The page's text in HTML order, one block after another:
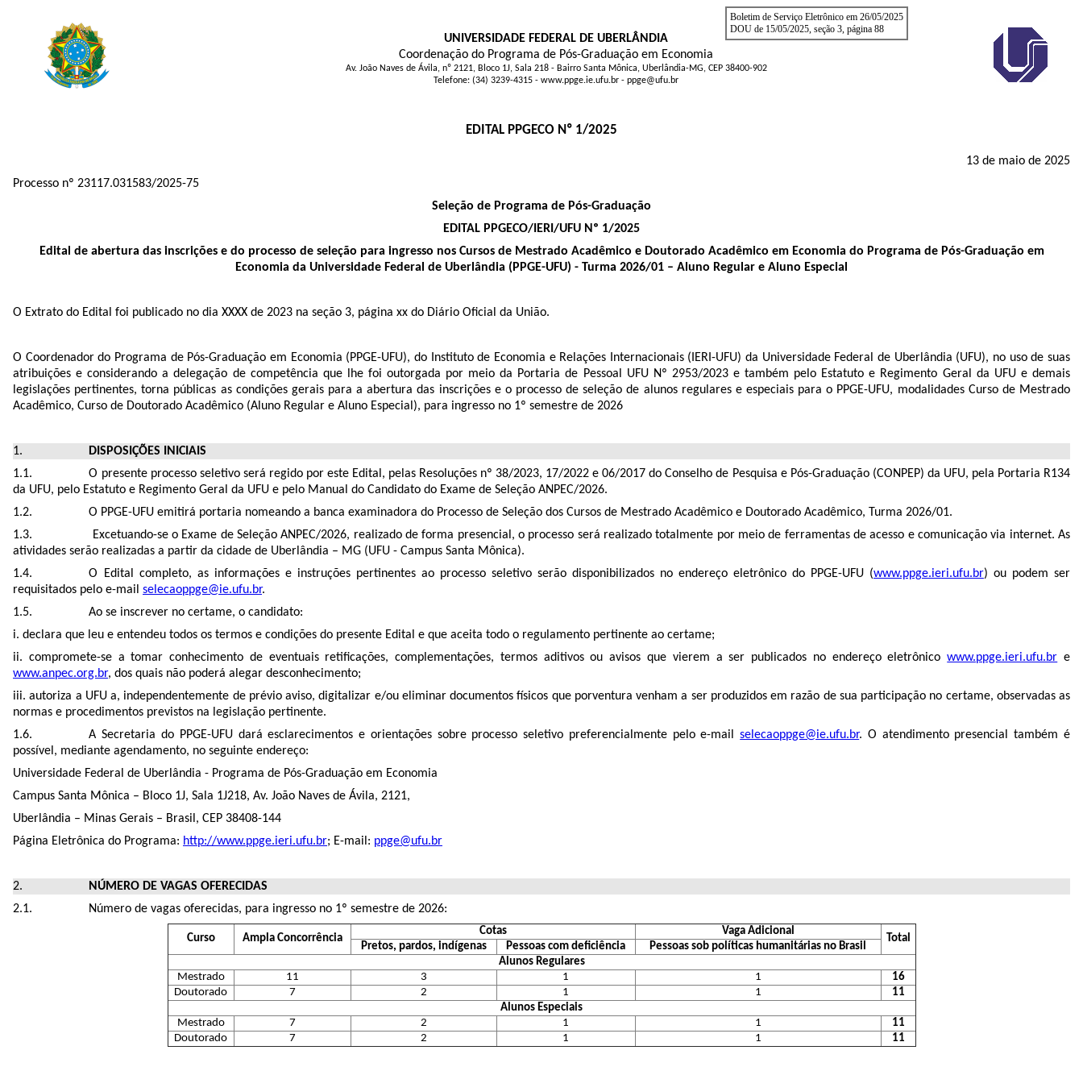
Boletim de Serviço Eletrônico em 26/05/2025
DOU de 15/05/2025, seção 3, página 88
UNIVERSIDADE FEDERAL DE UBERLÂNDIA
Coordenação do Programa de Pós-Graduação em Economia
Av. João Naves de Ávila, nº 2121, Bloco 1J, Sala 218 - Bairro Santa Mônica, Uberlândia-MG, CEP 38400-902
Telefone: (34) 3239-4315 - www.ppge.ie.ufu.br - ppge@ufu.br
EDITAL PPGECO Nº 1/2025
13 de maio de 2025
Processo nº 23117.031583/2025-75
Seleção de Programa de Pós-Graduação
EDITAL PPGECO/IERI/UFU​ Nº 1/2025
Edital de abertura das inscrições e do processo de seleção para ingresso nos Cursos de Mestrado Acadêmico e Doutorado Acadêmico em Economia do Programa de Pós-Graduação em
Economia da Universidade Federal de Uberlândia (PPGE-UFU) - Turma 2026/01 – Aluno Regular e Aluno Especial
O Extrato do Edital foi publicado no dia XXXX de 2023 na seção 3, página xx do Diário Oficial da União.
O Coordenador do Programa de Pós-Graduação em Economia (PPGE-UFU), do Instituto de Economia e Relações Internacionais (IERI-UFU) da Universidade Federal de Uberlândia (UFU), no uso de suas
atribuições e considerando a delegação de competência que lhe foi outorgada por meio da Portaria de Pessoal UFU Nº 2953/2023 e também pelo Estatuto e Regimento Geral da UFU e demais
legislações pertinentes, torna públicas as condições gerais para a abertura das inscrições e o processo de seleção de alunos regulares e especiais para o PPGE-UFU, modalidades Curso de Mestrado
Acadêmico, Curso de Doutorado Acadêmico (Aluno Regular e Aluno Especial), para ingresso no 1º semestre de 2026
DISPOSIÇÕES INICIAIS
O presente processo seletivo será regido por este Edital, pelas Resoluções nº 38/2023, 17/2022 e 06/2017 do Conselho de Pesquisa e Pós-Graduação (CONPEP) da UFU, pela Portaria R134
da UFU, pelo Estatuto e Regimento Geral da UFU e pelo Manual do Candidato do Exame de Seleção ANPEC/2026.
O PPGE-UFU emitirá portaria nomeando a banca examinadora do Processo de Seleção dos Cursos de Mestrado Acadêmico e Doutorado Acadêmico, Turma 2026/01.
Excetuando-se o Exame de Seleção ANPEC/2026, realizado de forma presencial, o processo será realizado totalmente por meio de ferramentas de acesso e comunicação via internet. As
atividades serão realizadas a partir da cidade de Uberlândia – MG (UFU - Campus Santa Mônica).
O Edital completo, as informações e instruções pertinentes ao processo seletivo serão disponibilizados no endereço eletrônico do PPGE-UFU (www.ppge.ieri.ufu.br) ou podem ser
requisitados pelo e-mail selecaoppge@ie.ufu.br.
Ao se inscrever no certame, o candidato:
i. declara que leu e entendeu todos os termos e condições do presente Edital e que aceita todo o regulamento pertinente ao certame;
ii. compromete-se a tomar conhecimento de eventuais retificações, complementações, termos aditivos ou avisos que vierem a ser publicados no endereço eletrônicowww.ppge.ieri.ufu.br e
www.anpec.org.br, dos quais não poderá alegar desconhecimento;
iii. autoriza a UFU a, independentemente de prévio aviso, digitalizar e/ou eliminar documentos físicos que porventura venham a ser produzidos em razão de sua participação no certame, observadas as
normas e procedimentos previstos na legislação pertinente.
A Secretaria do PPGE-UFU dará esclarecimentos e orientações sobre processo seletivo preferencialmente pelo e-mailselecaoppge@ie.ufu.br. O atendimento presencial também é
possível, mediante agendamento, no seguinte endereço:
Universidade Federal de Uberlândia - Programa de Pós-Graduação em Economia
Campus Santa Mônica – Bloco 1J, Sala 1J218, Av. João Naves de Ávila, 2121,
Uberlândia – Minas Gerais – Brasil, CEP 38408-144
Página Eletrônica do Programa: http://www.ppge.ieri.ufu.br; E-mail: ppge@ufu.br
NÚMERO DE VAGAS OFERECIDAS
Número de vagas oferecidas, para ingresso no 1º semestre de 2026:
Curso Ampla Concorrência
Cotas Vaga Adicional
Total
Pretos, pardos, indígenas Pessoas com deficiência
Pessoas sob políticas humanitárias no Brasil
Alunos Regulares
Mestrado
11 3 1 1
16
Doutorado
7 2 1 1
11
Alunos Especiais
Mestrado
7 2 1 1
11
Doutorado
7 2 1 1 11